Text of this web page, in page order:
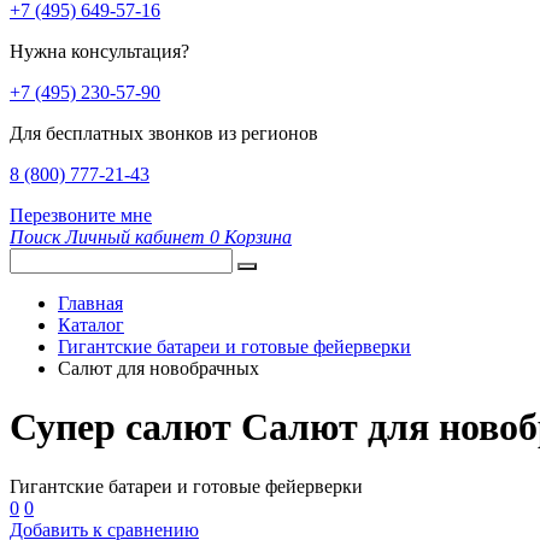
+7 (495) 649-57-16
Нужна консультация?
+7 (495) 230-57-90
Для бесплатных звонков из регионов
8 (800) 777-21-43
Перезвоните мне
Поиск Личный кабинет 0 Корзина
Главная
Каталог
Гигантские батареи и готовые фейерверки
Салют для новобрачных
Супер салют Салют для
Гигантские батареи и готовые фейерверки
0 0
Добавить к сравнению